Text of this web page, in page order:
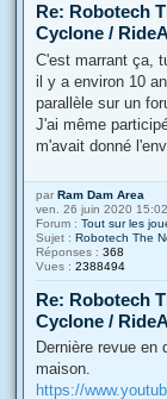
Re: Robotech
Cyclone /
C'est marrant ça,
il y a environ 10
parallèle sur un
J'ai même
m'avait donné
par Ram Dam Area
ven. 26 juin 2020 15:02
Forum : Tout sur les
Sujet : Robotech The
Réponses : 368
Vues : 2388494
Re: Robotech
Cyclone /
Dernière revue en
maison.
https://